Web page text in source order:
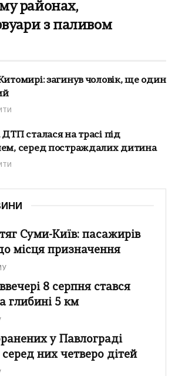
районах,
з паливом
загинув чоловік, ще один
сталася на трасі під
серед постраждалих дитина
Суми-Київ: пасажирів
місця призначення
8 серпня стався
глибині 5 км
у Павлограді
них четверо дітей